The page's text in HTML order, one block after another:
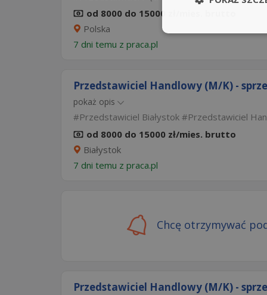
od 8000 do 15000 zł/mies. brutto
Polska
7 dni temu z praca.pl
Przedstawiciel Handlowy (M/K) -
pokaż opis
Przedstawiciel Białystok
Przedstawiciel
od 8000 do 15000 zł/mies. brutto
Białystok
7 dni temu z praca.pl
Chcę otrzymywać
Przedstawiciel Handlowy (M/K) -